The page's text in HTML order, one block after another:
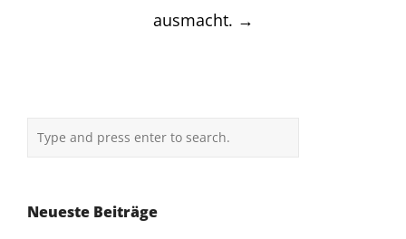
ausmacht. →
Neueste Beiträge